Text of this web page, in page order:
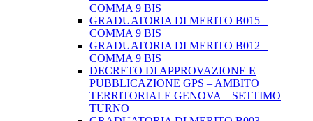
COMMA 9 BIS
GRADUATORIA DI MERITO B015 –
COMMA 9 BIS
GRADUATORIA DI MERITO B012 –
COMMA 9 BIS
DECRETO DI APPROVAZIONE E
PUBBLICAZIONE GPS – AMBITO
TERRITORIALE GENOVA – SETTIMO
TURNO